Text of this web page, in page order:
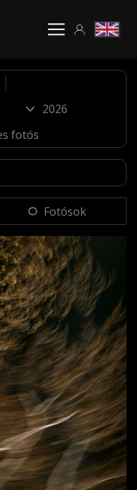
Fotósok